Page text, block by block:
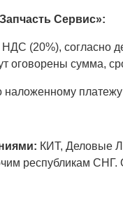
Сервис»:
НДС (20%),
оговорены сумма,
наложенному
КИТ, Деловые
республикам